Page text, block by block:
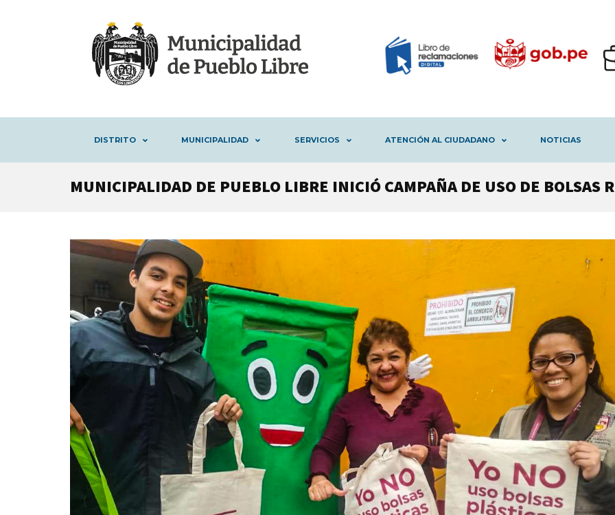
DISTRITO MUNICIPALIDAD SERVICIOS ATENCIÓN AL CIUDADANO NOTICIAS
MUNICIPALIDAD DE PUEBLO LIBRE INICIÓ CAMPAÑA DE USO DE BOLSAS